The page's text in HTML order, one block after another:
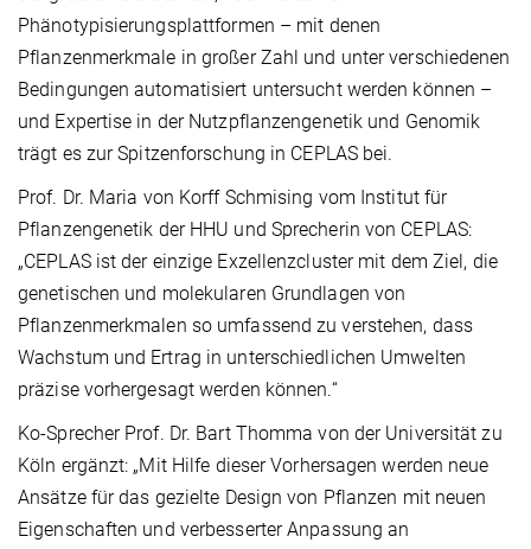
Phänotypisierungsplattformen – mit denen
Pflanzenmerkmale in großer Zahl und unter verschiedenen
Bedingungen automatisiert untersucht werden können –
und Expertise in der Nutzpflanzengenetik und Genomik
trägt es zur Spitzenforschung in CEPLAS bei.
Prof. Dr. Maria von Korff Schmising vom Institut für
Pflanzengenetik der HHU und Sprecherin von CEPLAS:
„CEPLAS ist der einzige Exzellenzcluster mit dem Ziel, die
genetischen und molekularen Grundlagen von
Pflanzenmerkmalen so umfassend zu verstehen, dass
Wachstum und Ertrag in unterschiedlichen Umwelten
präzise vorhergesagt werden können.“
Ko-Sprecher Prof. Dr. Bart Thomma von der Universität zu
Köln ergänzt: „Mit Hilfe dieser Vorhersagen werden neue
Ansätze für das gezielte Design von Pflanzen mit neuen
Eigenschaften und verbesserter Anpassung an